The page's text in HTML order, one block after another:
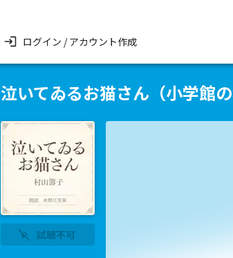
ログイン / アカウント作成
泣いてゐるお猫さん（小学館の
試聴不可